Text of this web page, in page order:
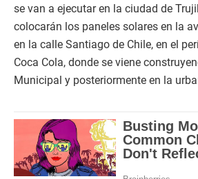
se van a ejecutar en la ciudad de
colocarán los paneles solares en la
en la calle Santiago de Chile, en el
Coca Cola, donde se viene
Municipal y posteriormente en la